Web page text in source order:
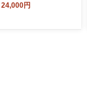
24,000円